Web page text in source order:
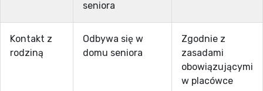
seniora
Kontakt z
rodziną
Odbywa się w
domu seniora
Zgodnie z
zasadami
obowiązującymi
w placówce